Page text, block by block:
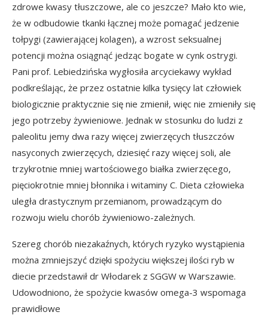
zdrowe kwasy tłuszczowe, ale co jeszcze? Mało kto wie,
że w odbudowie tkanki łącznej może pomagać jedzenie
tołpygi (zawierającej kolagen), a wzrost seksualnej
potencji można osiągnąć jedząc bogate w cynk ostrygi.
Pani prof. Lebiedzińska wygłosiła arcyciekawy wykład
podkreślając, że przez ostatnie kilka tysięcy lat człowiek
biologicznie praktycznie się nie zmienił, więc nie zmieniły się
jego potrzeby żywieniowe. Jednak w stosunku do ludzi z
paleolitu jemy dwa razy więcej zwierzęcych tłuszczów
nasyconych zwierzęcych, dziesięć razy więcej soli, ale
trzykrotnie mniej wartościowego białka zwierzęcego,
pięciokrotnie mniej błonnika i witaminy C. Dieta człowieka
uległa drastycznym przemianom, prowadzącym do
rozwoju wielu chorób żywieniowo-zależnych.
Szereg chorób niezakaźnych, których ryzyko wystąpienia
można zmniejszyć dzięki spożyciu większej ilości ryb w
diecie przedstawił dr Włodarek z SGGW w Warszawie.
Udowodniono, że spożycie kwasów omega-3 wspomaga
prawidłowe